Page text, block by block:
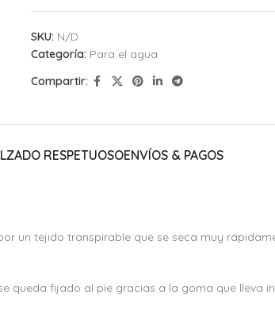
SKU: N/D
Categoría: Para el agua
Compartir:
RESPETUOSOENVÍOS & PAGOS
un tejido transpirable que se seca muy
queda fijado al pie gracias a la goma que lleva